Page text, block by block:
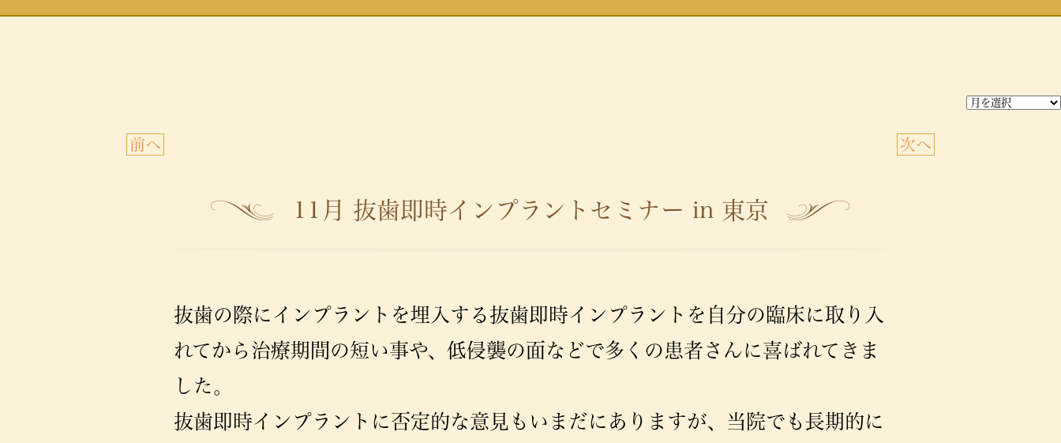
次へ
前へ
11月 抜歯即時インプラントセミナー in 東京
抜歯の際にインプラントを埋入する抜歯即時インプラントを自分の臨床に取り入
れてから治療期間の短い事や、低侵襲の面などで多くの患者さんに喜ばれてきま
した。
抜歯即時インプラントに否定的な意見もいまだにありますが、当院でも長期的に